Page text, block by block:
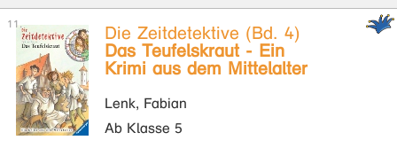
Die Zeitdetektive (Bd. 4)
Das Teufelskraut - Ein
Krimi aus dem Mittelalter
Lenk, Fabian
Ab Klasse 5